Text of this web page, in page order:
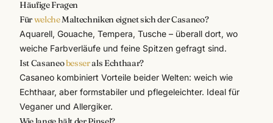
Häufige Fragen
FürwelcheMaltechniken eignet sich der Casaneo?
Aquarell, Gouache, Tempera, Tusche – überall dort, wo
weiche Farbverläufe und feine Spitzen gefragt sind.
Ist Casaneobesserals Echthaar?
Casaneo kombiniert Vorteile beider Welten: weich wie
Echthaar, aber formstabiler und pflegeleichter. Ideal für
Veganer und Allergiker.